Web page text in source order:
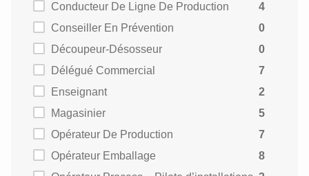
Conducteur De Ligne De Production
4
Conseiller En Prévention
0
Découpeur-Désosseur
0
Délégué Commercial
7
Enseignant
2
Magasinier
5
Opérateur De Production
7
Opérateur Emballage
8